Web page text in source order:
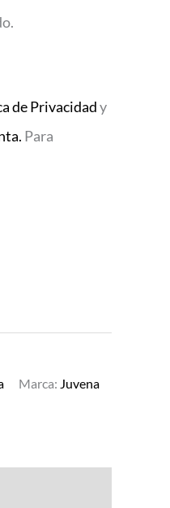
de Privacidady
Para
Marca: Juvena